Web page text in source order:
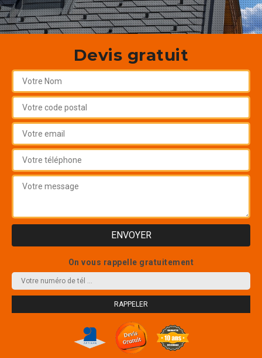
Devis gratuit
On vous rappelle gratuitement